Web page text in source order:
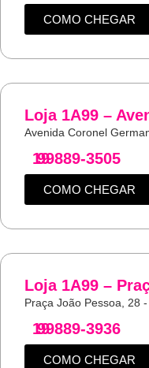
COMO CHEGAR
Loja 1A99 –
Avenida Coronel
19
99889-3505
COMO CHEGAR
Loja 1A99 –
Praça João Pessoa, 28
19
99889-3936
COMO CHEGAR